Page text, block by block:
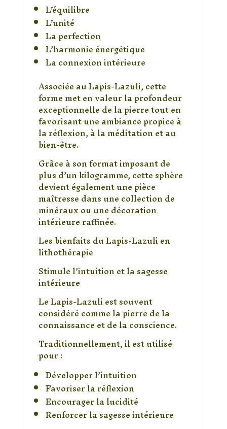
L’équilibre
L’unité
La perfection
L’harmonie énergétique
La connexion intérieure
Associée au Lapis-Lazuli, cette
forme met en valeur la profondeur
exceptionnelle de la pierre tout en
favorisant une ambiance propice à
la réflexion, à la méditation et au
bien-être.
Grâce à son format imposant de
plus d’un kilogramme, cette sphère
devient également une pièce
maîtresse dans une collection de
minéraux ou une décoration
intérieure raffinée.
Les bienfaits du Lapis-Lazuli en
lithothérapie
Stimule l’intuition et la sagesse
intérieure
Le Lapis-Lazuli est souvent
considéré comme la pierre de la
connaissance et de la conscience.
Traditionnellement, il est utilisé
pour :
Développer l’intuition
Favoriser la réflexion
Encourager la lucidité
Renforcer la sagesse intérieure